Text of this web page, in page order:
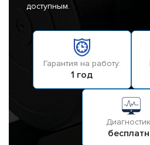
доступным.
Гарантия на работу:
1 год